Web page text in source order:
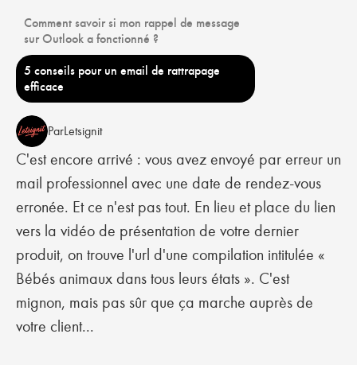
Comment savoir si mon rappel de message
sur Outlook a fonctionné ?
5 conseils pour un email de rattrapage
efficace
ParLetsignit
C'est encore arrivé : vous avez envoyé par erreur un
mail professionnel avec une date de rendez-vous
erronée. Et ce n'est pas tout. En lieu et place du lien
vers la vidéo de présentation de votre dernier
produit, on trouve l'url d'une compilation intitulée «
Bébés animaux dans tous leurs états ». C'est
mignon, mais pas sûr que ça marche auprès de
votre client...